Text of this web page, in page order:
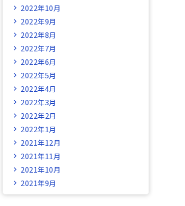
2022年10月
2022年9月
2022年8月
2022年7月
2022年6月
2022年5月
2022年4月
2022年3月
2022年2月
2022年1月
2021年12月
2021年11月
2021年10月
2021年9月